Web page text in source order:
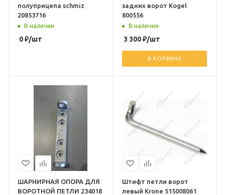
полуприцепа schmiz
20853716
В наличии
0₽/шт
задних ворот Kogel
800556
В наличии
3 300₽/шт
В КОРЗИНУ
ШАРНИРНАЯ ОПОРА ДЛЯ
ВОРОТНОЙ ПЕТЛИ 234018
Штифт петли ворот
левый Krone 515008061